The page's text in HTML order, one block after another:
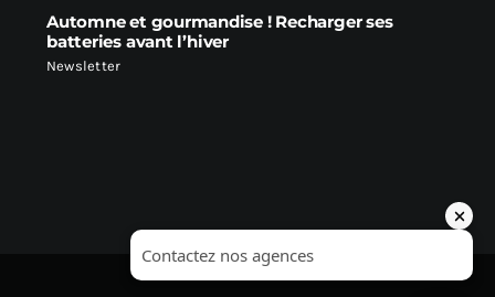
Automne et gourmandise ! Recharger ses
batteries avant l’hiver
Newsletter